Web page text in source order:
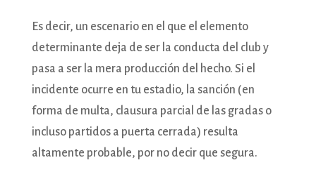
Es decir, un escenario en el que el elemento
determinante deja de ser la conducta del club y
pasa a ser la mera producción del hecho. Si el
incidente ocurre en tu estadio, la sanción (en
forma de multa, clausura parcial de las gradas o
incluso partidos a puerta cerrada) resulta
altamente probable, por no decir que segura.